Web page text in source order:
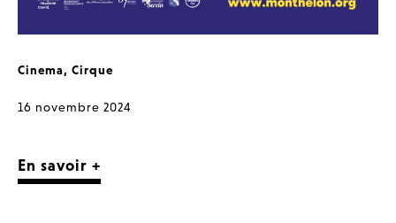
Cinema, Cirque
16 novembre 2024
En savoir +